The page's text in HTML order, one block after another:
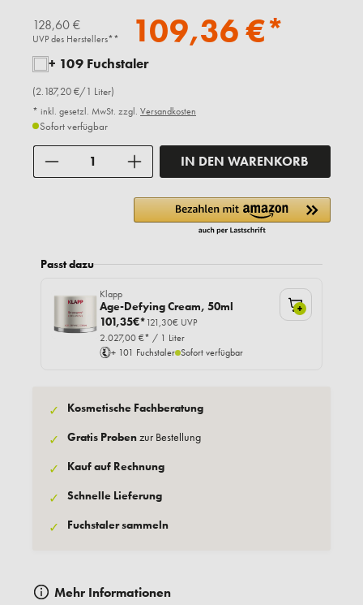
128,60 €
UVP des Herstellers** 109,36 €*
+ 109 Fuchstaler
(2.187,20 €/1 Liter)
* inkl. gesetzl. MwSt. zzgl. Versandkosten
Sofort verfügbar
IN DEN WARENKORB
Passt dazu
Klapp
Age-Defying Cream, 50ml
101,35€*121,30€ UVP
2.027,00 €* / 1 Liter
+ 101 Fuchstaler Sofort verfügbar
+
✓ Kosmetische Fachberatung
✓ Gratis Probenzur Bestellung
✓ Kauf auf Rechnung
✓ Schnelle Lieferung
✓ Fuchstaler sammeln
Mehr Informationen